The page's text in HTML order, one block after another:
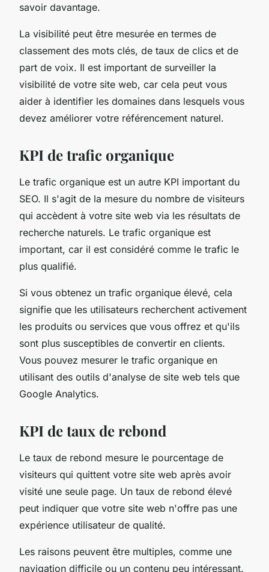
savoir davantage.
La visibilité peut être mesurée en termes de
classement des mots clés, de taux de clics et de
part de voix. Il est important de surveiller la
visibilité de votre site web, car cela peut vous
aider à identifier les domaines dans lesquels vous
devez améliorer votre référencement naturel.
KPI de trafic organique
Le trafic organique est un autre KPI important du
SEO. Il s'agit de la mesure du nombre de visiteurs
qui accèdent à votre site web via les résultats de
recherche naturels. Le trafic organique est
important, car il est considéré comme le trafic le
plus qualifié.
Si vous obtenez un trafic organique élevé, cela
signifie que les utilisateurs recherchent activement
les produits ou services que vous offrez et qu'ils
sont plus susceptibles de convertir en clients.
Vous pouvez mesurer le trafic organique en
utilisant des outils d'analyse de site web tels que
Google Analytics.
KPI de taux de rebond
Le taux de rebond mesure le pourcentage de
visiteurs qui quittent votre site web après avoir
visité une seule page. Un taux de rebond élevé
peut indiquer que votre site web n'offre pas une
expérience utilisateur de qualité.
Les raisons peuvent être multiples, comme une
navigation difficile ou un contenu peu intéressant.